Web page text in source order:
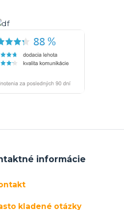
informácie
kladené otázky